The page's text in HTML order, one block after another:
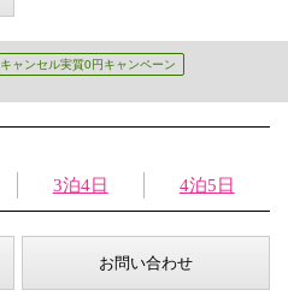
キャンセル実質0円キャンペーン
3泊4日 4泊5日
お問い合わせ